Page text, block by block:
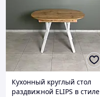
Кухонный круглый стол
раздвижной ELIPS в стиле